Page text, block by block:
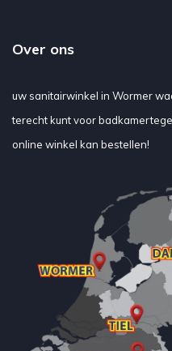
Over ons
uw sanitairwinkel in Wormer
terecht kunt voor
online winkel kan bestellen!